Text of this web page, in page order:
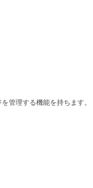
管理する機能を持ちます。